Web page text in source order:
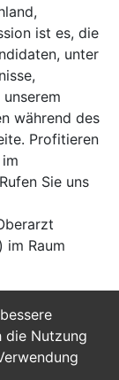
die Nutzung
ist es, die
unter
während des
Profitieren
Sie uns
im Raum